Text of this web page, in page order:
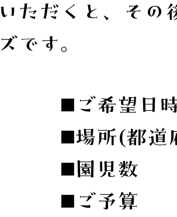
いただくと、その
ズです。
◼️ご希望日
◼️場所(都道府
◼️園児数
◼️ご予算